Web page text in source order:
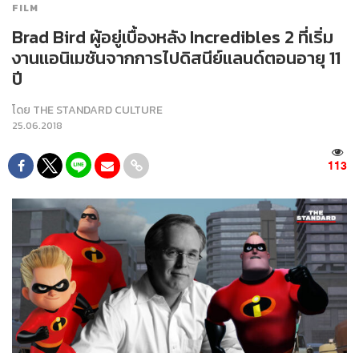
FILM
Brad Bird ผู้อยู่เบื้องหลัง Incredibles 2 ที่เริ่ม
งานแอนิเมชันจากการไปดิสนีย์แลนด์ตอนอายุ 11
ปี
โดย THE STANDARD CULTURE
25.06.2018
113